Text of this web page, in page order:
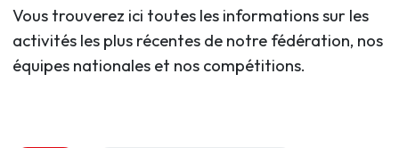
Vous trouverez ici toutes les informations sur les
activités les plus récentes de notre fédération, nos
équipes nationales et nos compétitions.